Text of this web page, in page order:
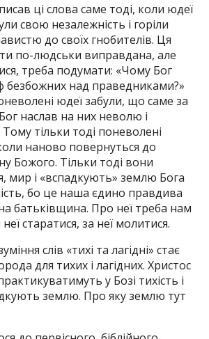
ці слова саме тоді, коли юдеї
свою незалежність і горіли
до своїх гнобителів. Ця
по-людськи виправдана, але
треба подумати: «Чому Бог
безбожних над праведниками?»
юдеї забули, що саме за
наслав на них неволю і
Тому тільки тоді поневолені
наново повернуться до
Божого. Тільки тоді вони
мир і «вспадкують» землю Бога
бо це наша єдино правдива
батьківщина. Про неї треба нам
старатися, за неї молитися.
слів «тихі та лагідні» стає
для тихих і лагідних. Христос
у Бозі тихість і
землю. Про яку землю тут